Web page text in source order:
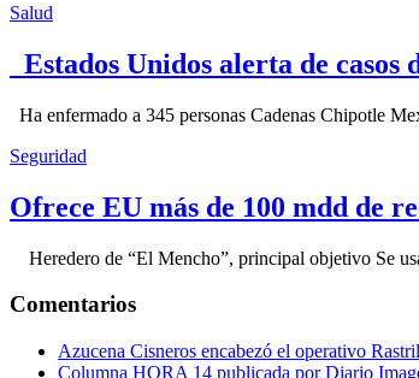
Salud
Estados Unidos alerta de casos
Ha enfermado a 345 personas Cadenas Chipotle
Seguridad
Ofrece EU más de 100 mdd de
Heredero de “El Mencho”, principal objetivo Se
Comentarios
Azucena Cisneros encabezó el operativo
Columna HORA 14 publicada por Diario